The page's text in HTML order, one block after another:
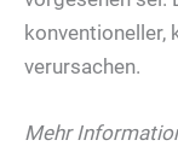
konventioneller,
verursachen.
Mehr